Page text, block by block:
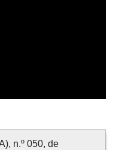
n.º 050, de